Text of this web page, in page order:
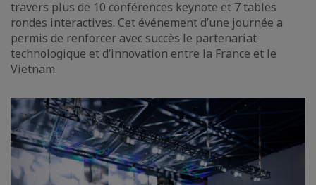
travers plus de 10 conférences keynote et 7 tables
rondes interactives. Cet événement d’une journée a
permis de renforcer avec succès le partenariat
technologique et d’innovation entre la France et le
Vietnam.